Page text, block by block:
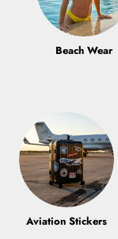
Beach Wear
Aviation Stickers